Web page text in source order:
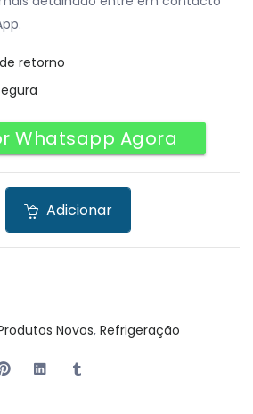
retorno
Whatsapp Agora
Adicionar
Novos, Refrigeração